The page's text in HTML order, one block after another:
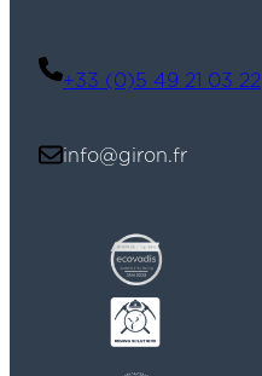
+33 (0)5 49 21 03 22
info@giron.fr